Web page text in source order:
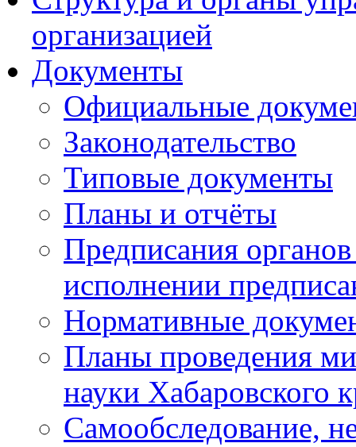
организацией
Документы
Официальные
Законодательство
Типовые документы
Планы и отчёты
Предписания
исполнении
Нормативные
Планы проведения
науки Хабаровского
Самообследование,